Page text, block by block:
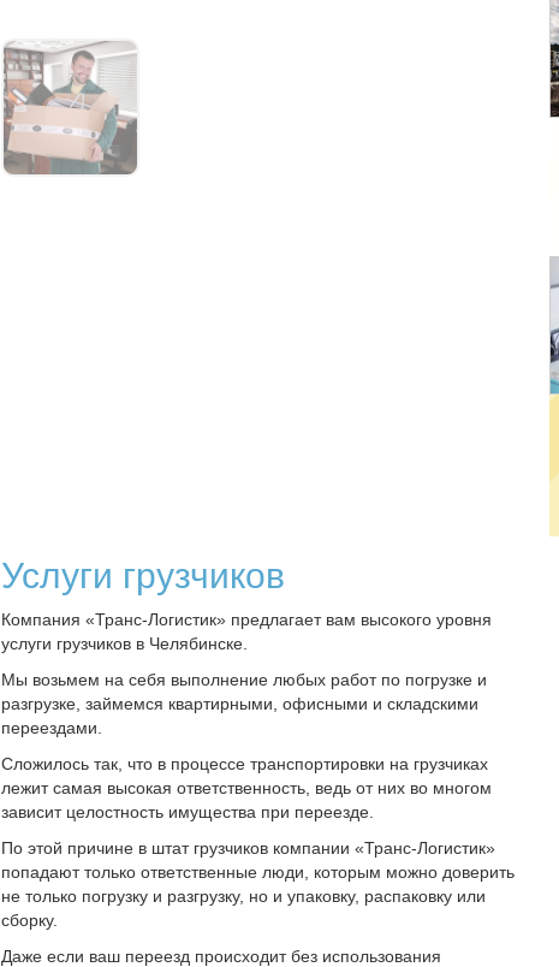
Услуги грузчиков
Компания «Транс-Логистик» предлагает вам высокого уровня
услуги грузчиков в Челябинске.
Мы возьмем на себя выполнение любых работ по погрузке и
разгрузке, займемся квартирными, офисными и складскими
переездами.
Сложилось так, что в процессе транспортировки на грузчиках
лежит самая высокая ответственность, ведь от них во многом
зависит целостность имущества при переезде.
По этой причине в штат грузчиков компании «Транс-Логистик»
попадают только ответственные люди, которым можно доверить
не только погрузку и разгрузку, но и упаковку, распаковку или
сборку.
Даже если ваш переезд происходит без использования